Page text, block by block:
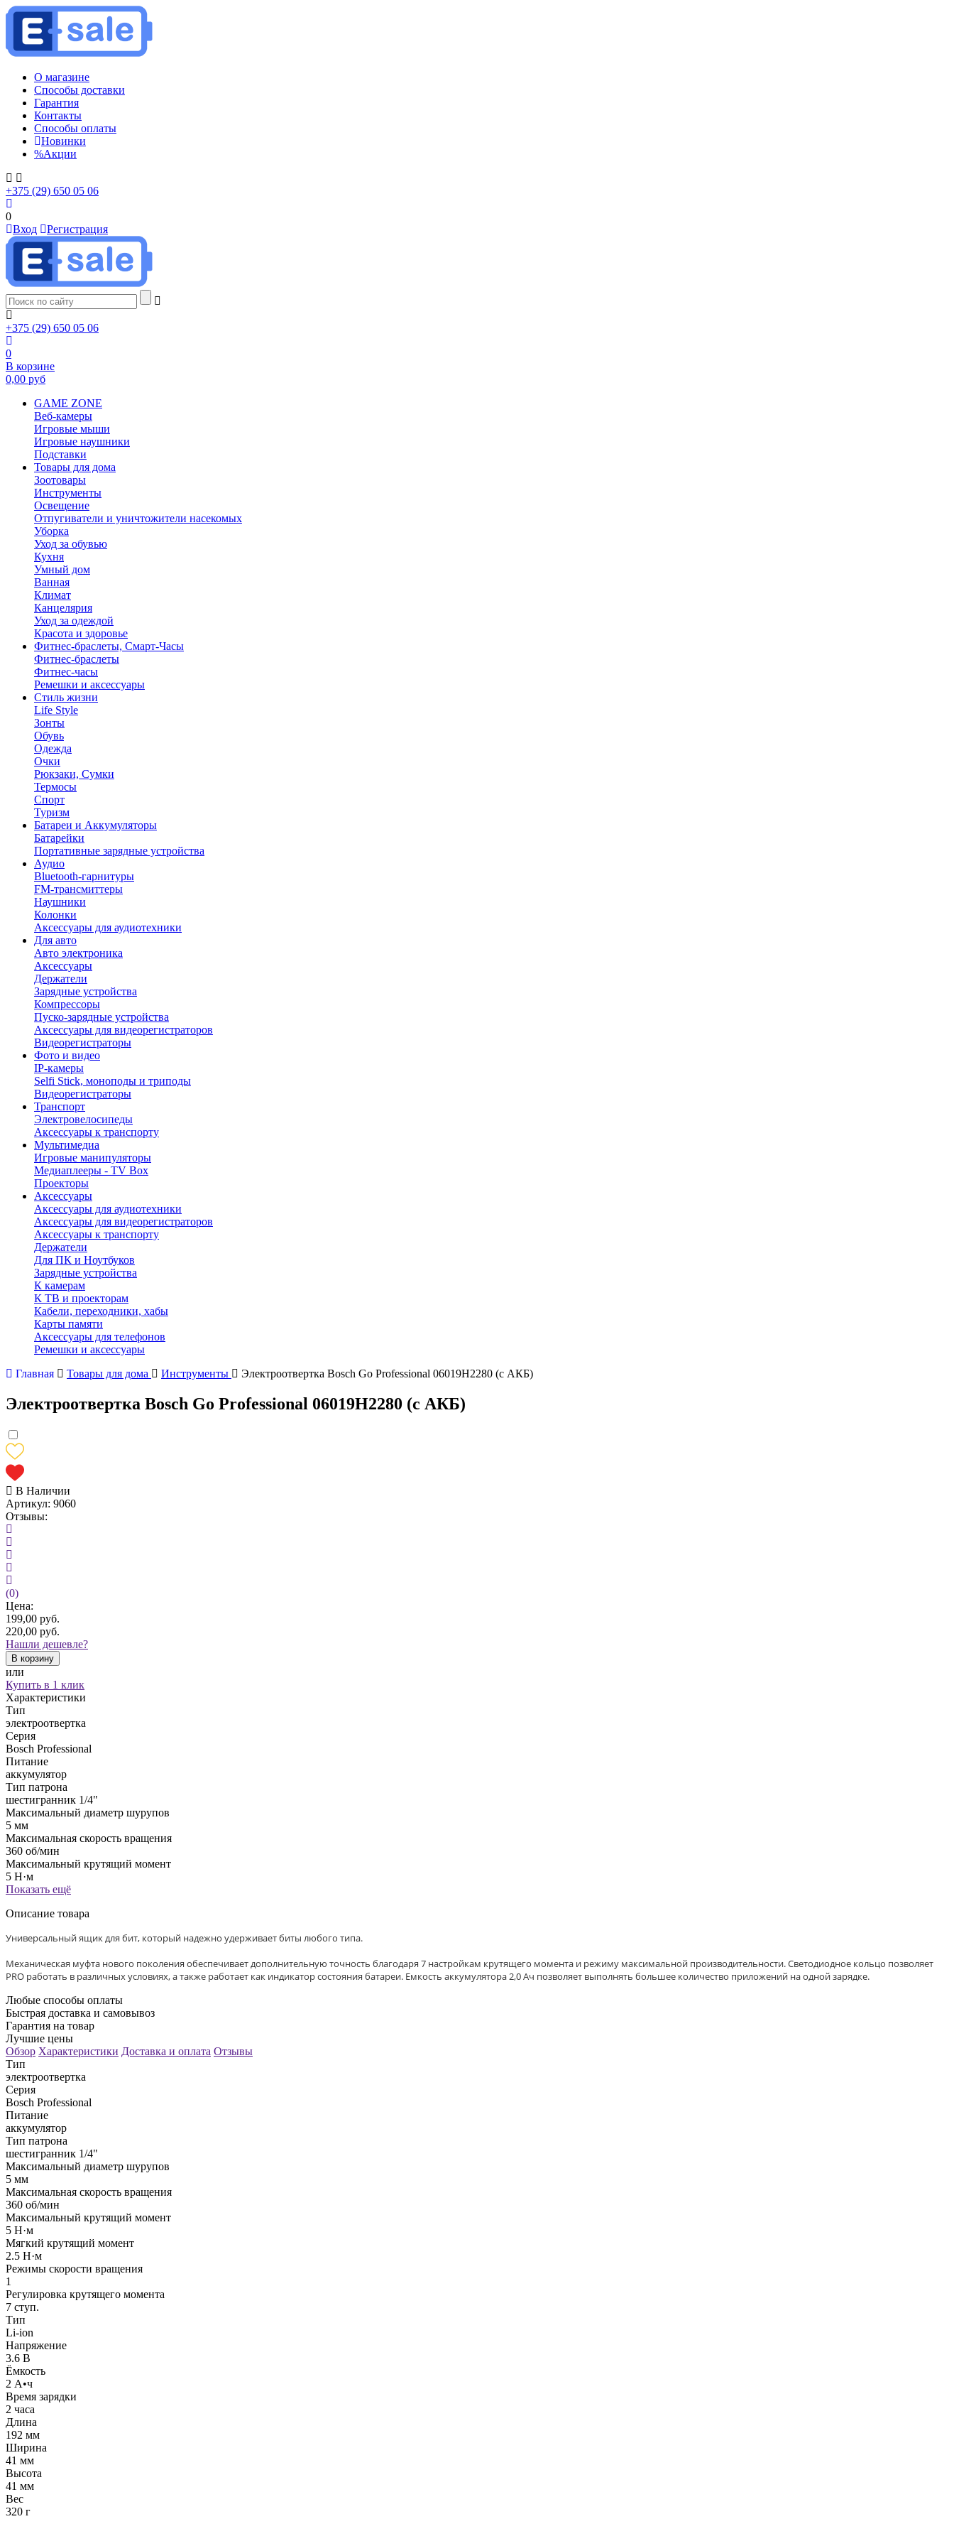
О магазине
Способы доставки
Гарантия
Контакты
Способы оплаты
Новинки
%Акции
+375 (29) 650 05 06
0
Вход
Регистрация
+375 (29) 650 05 06
0
В корзине
0,00 руб
GAME ZONE
Веб-камеры
Игровые мыши
Игровые наушники
Подставки
Товары для дома
Зоотовары
Инструменты
Освещение
Отпугиватели и уничтожители насекомых
Уборка
Уход за обувью
Кухня
Умный дом
Ванная
Климат
Канцелярия
Уход за одеждой
Красота и здоровье
Фитнес-браслеты, Смарт-Часы
Фитнес-браслеты
Фитнес-часы
Ремешки и аксессуары
Стиль жизни
Life Style
Зонты
Обувь
Одежда
Очки
Рюкзаки, Сумки
Термосы
Спорт
Туризм
Батареи и Аккумуляторы
Батарейки
Портативные зарядные устройства
Аудио
Bluetooth-гарнитуры
FM-трансмиттеры
Наушники
Колонки
Аксессуары для аудиотехники
Для авто
Авто электроника
Аксессуары
Держатели
Зарядные устройства
Компрессоры
Пуско-зарядные устройства
Аксессуары для видеорегистраторов
Видеорегистраторы
Фото и видео
IP-камеры
Selfi Stick, моноподы и триподы
Видеорегистраторы
Транспорт
Электровелосипеды
Аксессуары к транспорту
Мультимедиа
Игровые манипуляторы
Медиаплееры - TV Box
Проекторы
Аксессуары
Аксессуары для аудиотехники
Аксессуары для видеорегистраторов
Аксессуары к транспорту
Держатели
Для ПК и Ноутбуков
Зарядные устройства
К камерам
К ТВ и проекторам
Кабели, переходники, хабы
Карты памяти
Аксессуары для телефонов
Ремешки и аксессуары
Главная
Товары для дома Инструменты Электроотвертка Bosch Go Professional 06019H2280 (с АКБ)
Электроотвертка Bosch Go Professional 06019H2280 (с АКБ)
В Наличии
Артикул: 9060
Отзывы:
(0)
Цена:
199,00 руб.
220,00 руб.
Нашли дешевле?
В корзину
или
Купить в 1 клик
Характеристики
Тип
электроотвертка
Серия
Bosch Professional
Питание
аккумулятор
Тип патрона
шестигранник 1/4"
Максимальный диаметр шурупов
5 мм
Максимальная скорость вращения
360 об/мин
Максимальный крутящий момент
5 Н·м
Показать ещё
Описание товара
Универсальный ящик для бит, который надежно удерживает биты любого типа.
Механическая муфта нового поколения обеспечивает дополнительную точность благодаря 7 настройкам крутящего момента и режиму максимальной производительности. Светодиодное кольцо позволяет
PRO работать в различных условиях, а также работает как индикатор состояния батареи. Емкость аккумулятора 2,0 Ач позволяет выполнять большее количество приложений на одной зарядке.
Любые способы оплаты
Быстрая доставка и самовывоз
Гарантия на товар
Лучшие цены
Обзор Характеристики Доставка и оплата Отзывы
Тип
электроотвертка
Серия
Bosch Professional
Питание
аккумулятор
Тип патрона
шестигранник 1/4"
Максимальный диаметр шурупов
5 мм
Максимальная скорость вращения
360 об/мин
Максимальный крутящий момент
5 Н·м
Мягкий крутящий момент
2.5 Н·м
Режимы скорости вращения
1
Регулировка крутящего момента
7 ступ.
Тип
Li-ion
Напряжение
3.6 В
Ёмкость
2 А•ч
Время зарядки
2 часа
Длина
192 мм
Ширина
41 мм
Высота
41 мм
Вес
320 г